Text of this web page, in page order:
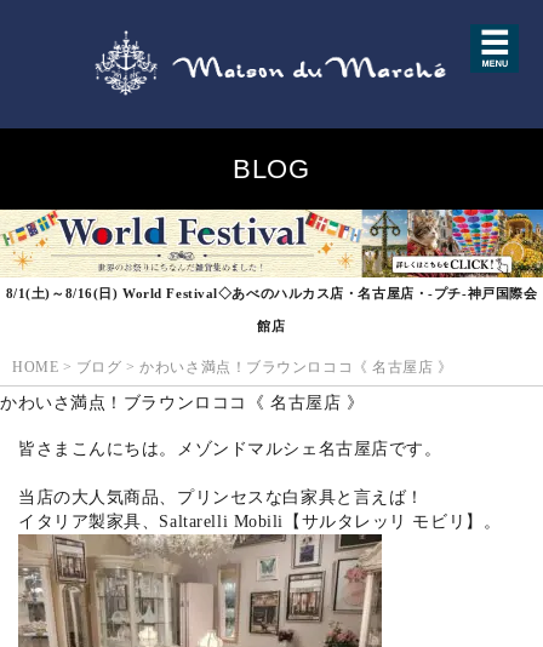
BLOG
8/1(土)～8/16(日) World Festival◇あべのハルカス店・名古屋店・-プチ-神戸国際会
館店
HOME > ブログ >かわいさ満点！ブラウンロココ《 名古屋店 》
かわいさ満点！ブラウンロココ《 名古屋店 》
皆さまこんにちは。メゾンドマルシェ名古屋店です。
当店の大人気商品、プリンセスな白家具と言えば！
イタリア製家具、Saltarelli Mobili【サルタレッリ モビリ】。